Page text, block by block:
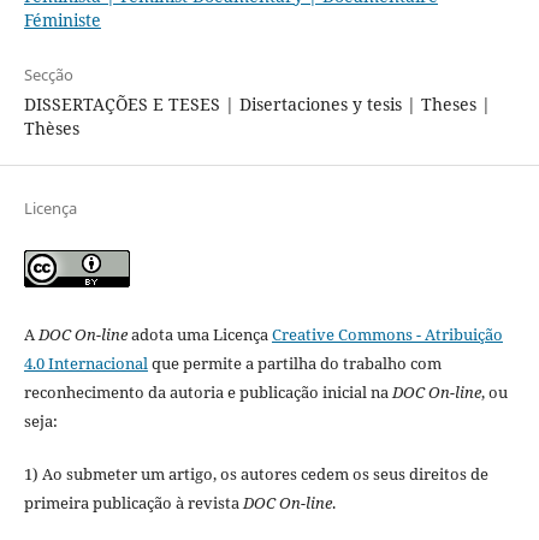
Féministe
Secção
DISSERTAÇÕES E TESES | Disertaciones y tesis | Theses |
Thèses
Licença
ADOC On-lineadota uma LicençaCreative Commons - Atribuição
4.0 Internacionalque permite a partilha do trabalho com
reconhecimento da autoria e publicação inicial naDOC On-line, ou
seja:
1) Ao submeter um artigo, os autores cedem os seus direitos de
primeira publicação à revistaDOC On-line.